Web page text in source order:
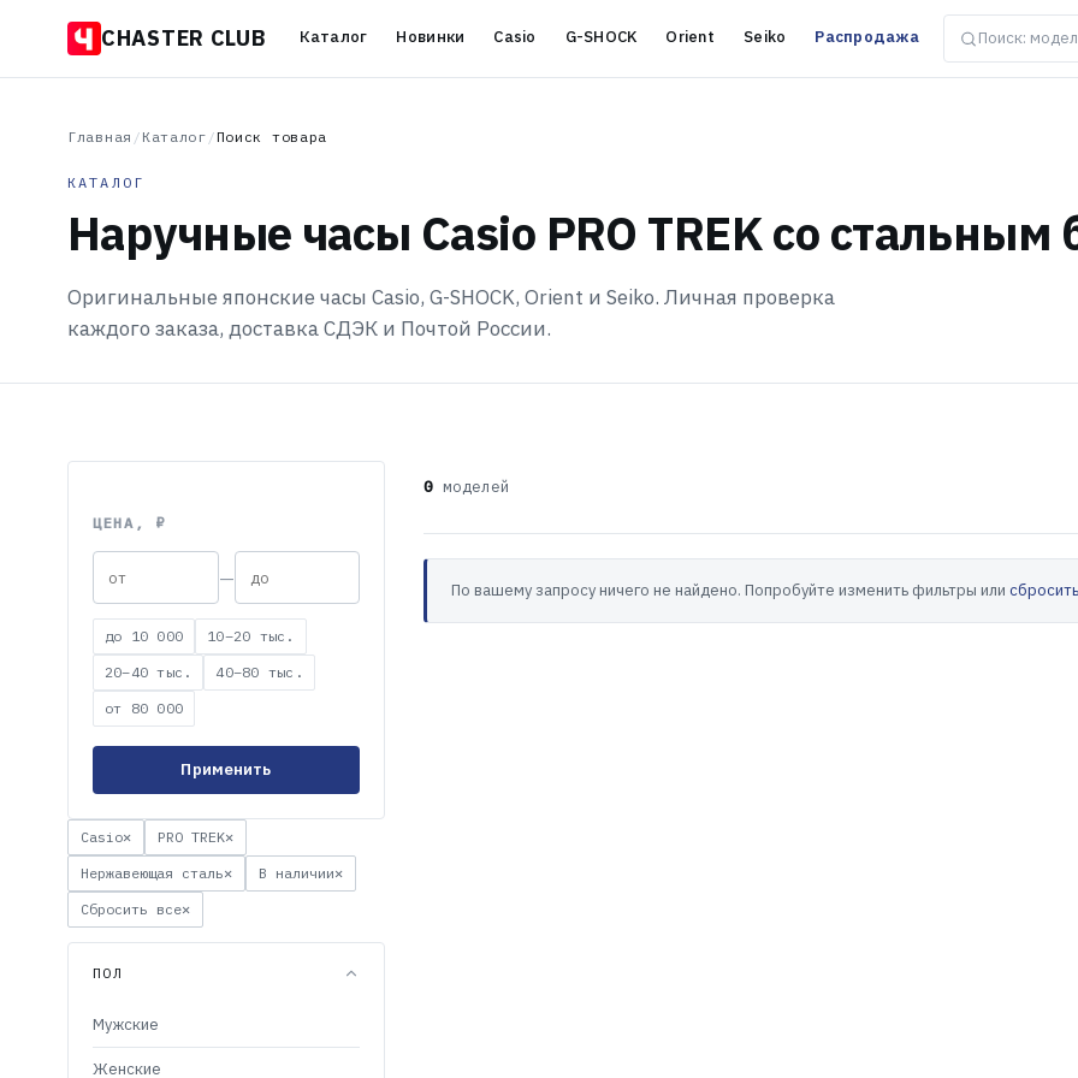
CHASTER CLUB Каталог Новинки Casio G-SHOCK Orient Seiko Распродажа
Главная / Каталог / Поиск товара
КАТАЛОГ
Наручные часы Casio PRO TREK со стальным
Оригинальные японские часы Casio, G-SHOCK, Orient и Seiko. Личная проверка
каждого заказа, доставка СДЭК и Почтой России.
ЦЕНА, ₽
—
до 10 000
10–20 тыс.
20–40 тыс.
40–80 тыс.
от 80 000
Применить
Casio✕ PRO TREK✕
Нержавеющая сталь✕ В наличии✕
Сбросить все✕
ПОЛ
Мужские
Женские
0 моделей
По вашему запросу ничего не найдено. Попробуйте изменить фильтры или